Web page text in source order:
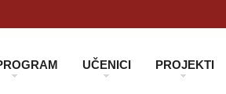
UČENICI PROJEKTI